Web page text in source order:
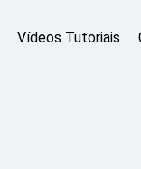
Vídeos Tutoriais